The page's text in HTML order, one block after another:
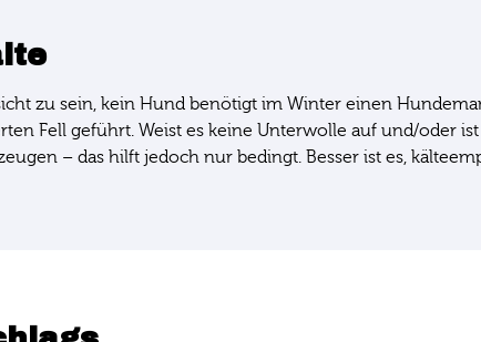
zu sein, kein Hund benötigt im Winter einen
Fell geführt. Weist es keine Unterwolle auf und/oder
– das hilft jedoch nur bedingt. Besser ist es,